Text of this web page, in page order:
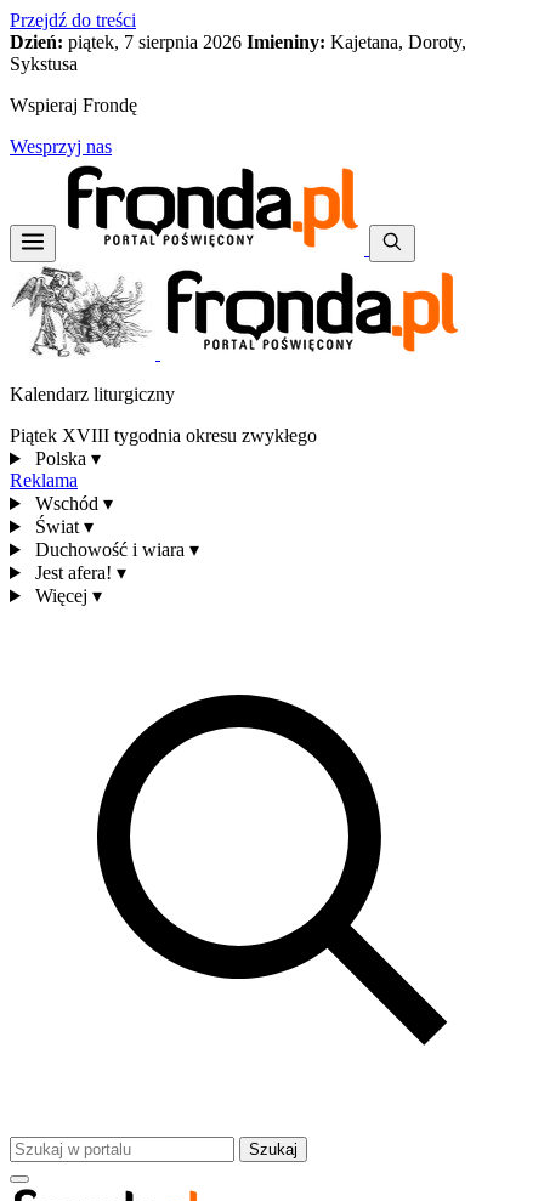
Przejdź do treści
Dzień: piątek, 7 sierpnia 2026 Imieniny: Kajetana, Doroty,
Sykstusa
Wspieraj Frondę
Wesprzyj nas
Kalendarz liturgiczny
Piątek XVIII tygodnia okresu zwykłego
Polska ▾
Reklama
Wschód ▾
Świat ▾
Duchowość i wiara ▾
Jest afera! ▾
Więcej ▾
Szukaj